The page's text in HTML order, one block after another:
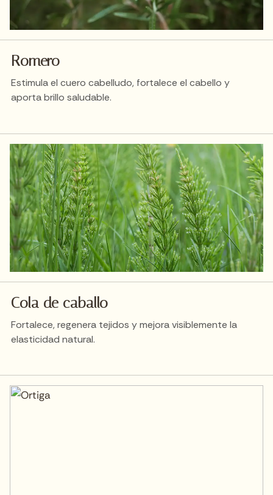
Romero
Estimula el cuero cabelludo, fortalece el cabello y
aporta brillo saludable.
Cola de caballo
Fortalece, regenera tejidos y mejora visiblemente la
elasticidad natural.